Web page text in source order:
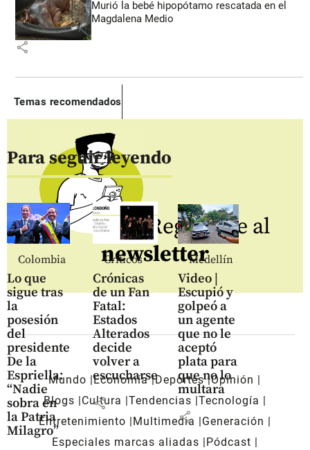
Murió la bebé hipopótamo rescatada en el
Magdalena Medio
share
Temas recomendados
Para seguir leyendo
Colombia
Lo que
sigue tras
la
posesión
del
presidente
De la
Espriella:
“Nadie
sobra en
la Patria
Milagro”
Críticos
Crónicas
de un Fan
Fatal:
Estados
Alterados
decide
volver a
escucharse
share
Medellín
Video |
Escupió y
golpeó a
un agente
que no le
aceptó
plata para
que no lo
multara
share
Regístrate al
newsletter
Mundo Economía Deportes Opinión
Blogs
Cultura Tendencias Tecnología
Entretenimiento
Multimedia
Generación
Especiales marcas aliadas
Pódcast